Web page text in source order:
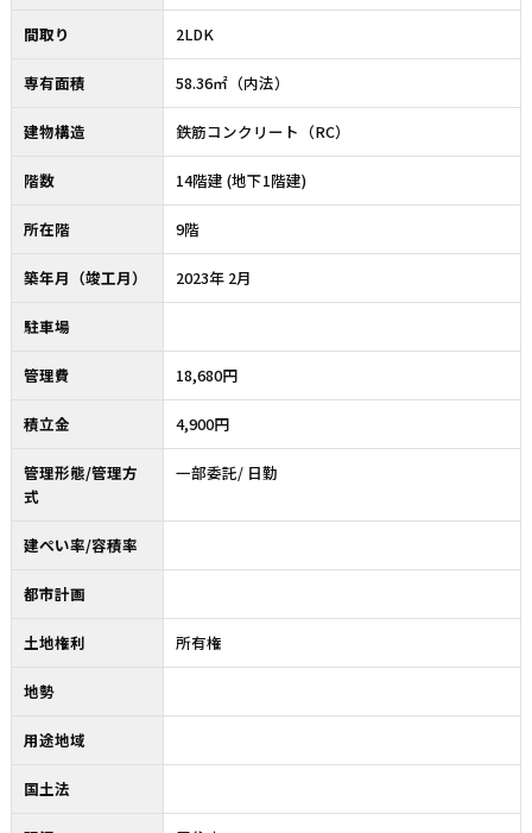
間取り 2LDK
専有面積 58.36㎡（内法）
建物構造 鉄筋コンクリート（RC）
階数 14階建 (地下1階建)
所在階 9階
築年月（竣工月） 2023年 2月
駐車場
管理費 18,680円
積立金 4,900円
管理形態/管理方
式
一部委託/ 日勤
建ぺい率/容積率
都市計画
土地権利 所有権
地勢
用途地域
国土法